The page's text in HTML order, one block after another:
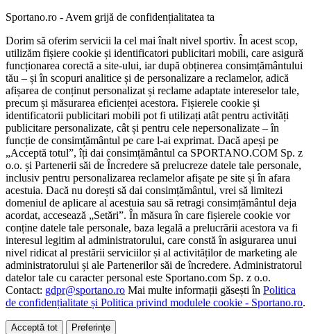
Sportano.ro - Avem grijă de confidențialitatea ta
Dorim să oferim servicii la cel mai înalt nivel sportiv. În acest scop,
utilizăm fișiere cookie și identificatori publicitari mobili, care asigură
funcționarea corectă a site-ului, iar după obținerea consimțământului
tău – și în scopuri analitice și de personalizare a reclamelor, adică
afișarea de conținut personalizat și reclame adaptate intereselor tale,
precum și măsurarea eficienței acestora. Fișierele cookie și
identificatorii publicitari mobili pot fi utilizați atât pentru activități
publicitare personalizate, cât și pentru cele nepersonalizate – în
funcție de consimțământul pe care l-ai exprimat. Dacă apeși pe
„Acceptă totul”, îți dai consimțământul ca SPORTANO.COM Sp. z
o.o. și Partenerii săi de Încredere să prelucreze datele tale personale,
inclusiv pentru personalizarea reclamelor afișate pe site și în afara
acestuia. Dacă nu dorești să dai consimțământul, vrei să limitezi
domeniul de aplicare al acestuia sau să retragi consimțământul deja
acordat, accesează „Setări”. În măsura în care fișierele cookie vor
conține datele tale personale, baza legală a prelucrării acestora va fi
interesul legitim al administratorului, care constă în asigurarea unui
nivel ridicat al prestării serviciilor și al activităților de marketing ale
administratorului și ale Partenerilor săi de încredere. Administratorul
datelor tale cu caracter personal este Sportano.com Sp. z o.o.
Contact: gdpr@sportano.ro Mai multe informații găsești în Politica
de confidențialitate și Politica privind modulele cookie - Sportano.ro.
Acceptă tot Preferințe